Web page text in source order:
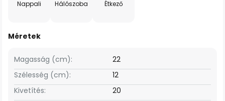
Nappali Hálószoba Étkező
Méretek
Szélesség (cm): 12
Magasság (cm): 22
Kivetítés: 20